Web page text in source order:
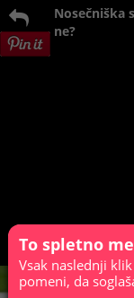
Nosečniška
ne?
To spletno
Vsak naslednji
pomeni, da